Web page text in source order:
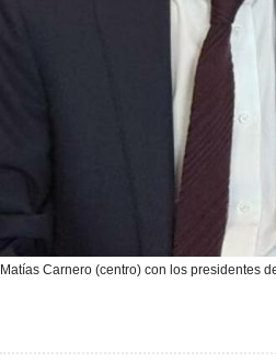
Matías Carnero (centro) con los presidentes